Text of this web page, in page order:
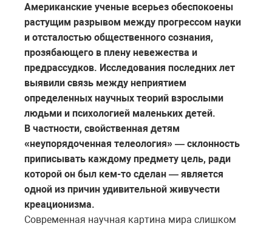
Американские ученые всерьез обеспокоены
растущим разрывом между прогрессом науки
и отсталостью общественного сознания,
прозябающего в плену невежества и
предрассудков. Исследования последних лет
выявили связь между неприятием
определенных научных теорий взрослыми
людьми и психологией маленьких детей.
В частности, свойственная детям
«неупорядоченная телеология» — склонность
приписывать каждому предмету цель, ради
которой он был кем-то сделан — является
одной из причин удивительной живучести
креационизма.
Современная научная картина мира слишком